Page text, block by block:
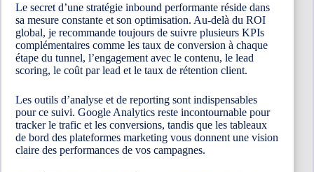
Le secret d’une stratégie inbound performante réside dans
sa mesure constante et son optimisation. Au-delà du ROI
global, je recommande toujours de suivre plusieurs KPIs
complémentaires comme les taux de conversion à chaque
étape du tunnel, l’engagement avec le contenu, le lead
scoring, le coût par lead et le taux de rétention client.
Les outils d’analyse et de reporting sont indispensables
pour ce suivi. Google Analytics reste incontournable pour
tracker le trafic et les conversions, tandis que les tableaux
de bord des plateformes marketing vous donnent une vision
claire des performances de vos campagnes.